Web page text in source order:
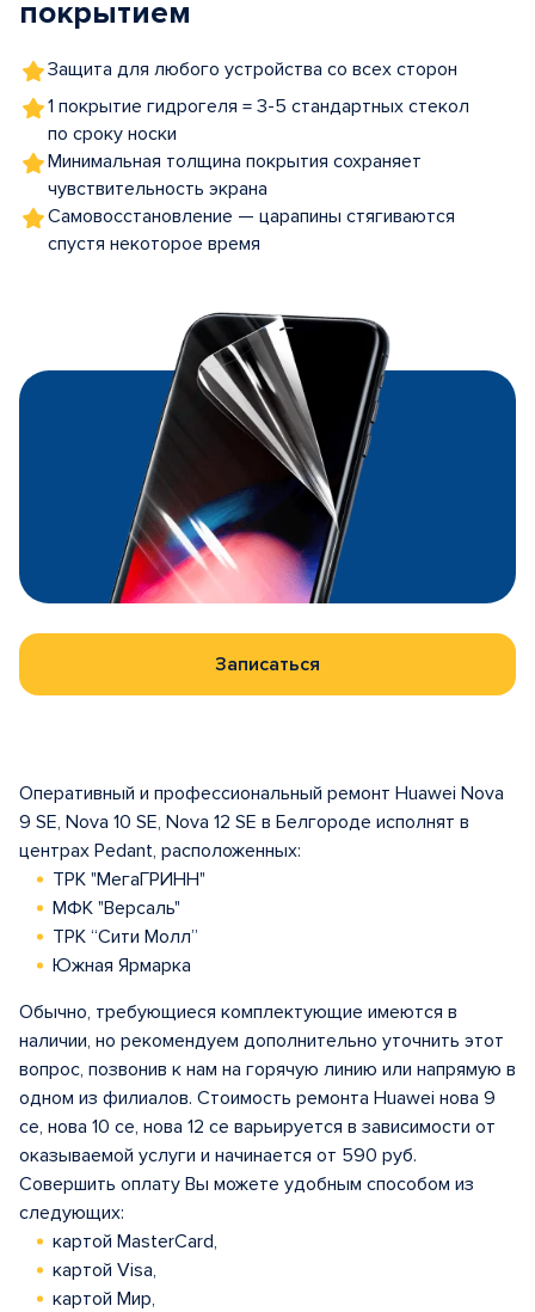
покрытием
Защита для любого устройства со всех сторон
1 покрытие гидрогеля = 3-5 стандартных стекол
по сроку носки
Минимальная толщина покрытия сохраняет
чувствительность экрана
Самовосстановление — царапины стягиваются
спустя некоторое время
Записаться
Оперативный и профессиональный ремонт Huawei Nova
9 SE, Nova 10 SE, Nova 12 SE в Белгороде исполнят в
центрах Pedant, расположенных:
ТРК "МегаГРИНН"
МФК "Версаль"
ТРК “Сити Молл”
Южная Ярмарка
Обычно, требующиеся комплектующие имеются в
наличии, но рекомендуем дополнительно уточнить этот
вопрос, позвонив к нам на горячую линию или напрямую в
одном из филиалов. Стоимость ремонта Huawei нова 9
се, нова 10 се, нова 12 се варьируется в зависимости от
оказываемой услуги и начинается от 590 руб.
Совершить оплату Вы можете удобным способом из
следующих:
картой MasterCard,
картой Visa,
картой Мир,